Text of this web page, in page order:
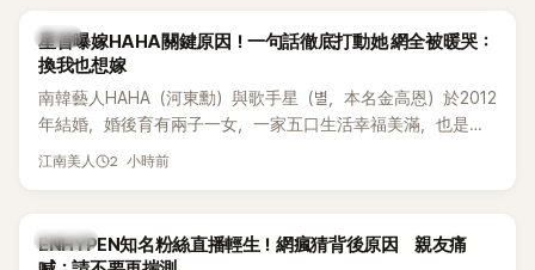
韓星
星首曝嫁HAHA關鍵原因！一句話徹底打動她 網全被暖哭：
換我也想嫁
南韓藝人HAHA（河東勳）與歌手星（별，本名金高恩）於2012
年結婚，婚後育有兩子一女，一家五口生活幸福美滿，也是韓
國演藝圈公認的模範夫妻。近日，星首度公開當年決定嫁給
江南美人 2 小時前
K-POP
ENHYPEN知名粉絲直播輕生！網瘋猜背後原因 親友痛